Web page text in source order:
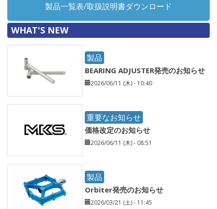
製品一覧表/取扱説明書ダウンロード
WHAT'S NEW
製品
BEARING ADJUSTER発売のお知らせ
2026/06/11 (木) - 10:40
重要なお知らせ
価格改定のお知らせ
2026/06/11 (木) - 08:51
製品
Orbiter発売のお知らせ
2026/03/21 (土) - 11:45